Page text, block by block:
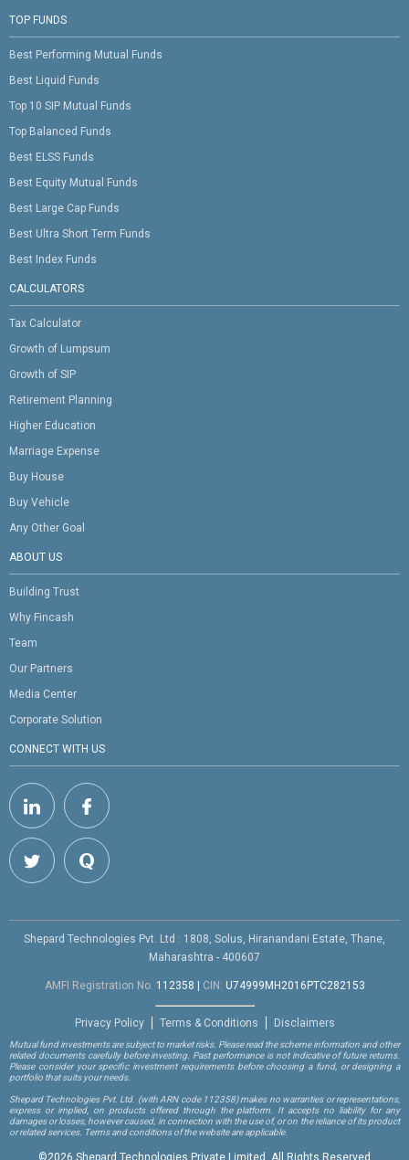
TOP FUNDS
Best Performing Mutual Funds
Best Liquid Funds
Top 10 SIP Mutual Funds
Top Balanced Funds
Best ELSS Funds
Best Equity Mutual Funds
Best Large Cap Funds
Best Ultra Short Term Funds
Best Index Funds
CALCULATORS
Tax Calculator
Growth of Lumpsum
Growth of SIP
Retirement Planning
Higher Education
Marriage Expense
Buy House
Buy Vehicle
Any Other Goal
ABOUT US
Building Trust
Why Fincash
Team
Our Partners
Media Center
Corporate Solution
CONNECT WITH US
Shepard Technologies Pvt. Ltd : 1808, Solus, Hiranandani Estate, Thane,
Maharashtra - 400607
AMFI Registration No. 112358 CIN: U74999MH2016PTC282153
Privacy Policy Terms & Conditions Disclaimers
Mutual fund investments are subject to market risks. Please read the scheme information and other
related documents carefully before investing. Past performance is not indicative of future returns.
Please consider your specific investment requirements before choosing a fund, or designing a
portfolio that suits your needs.
Shepard Technologies Pvt. Ltd. (with ARN code 112358)makes no warranties or representations,
express or implied, on products offered through the platform. It accepts no liability for any
damages or losses, however caused, in connection with the use of, or on the reliance of its product
or related services. Terms and conditions of the website are applicable.